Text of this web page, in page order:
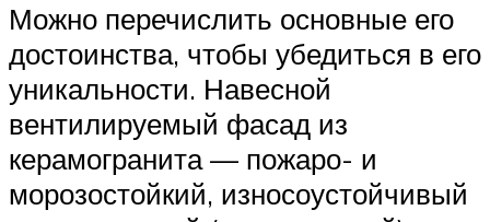
Можно перечислить основные его
достоинства, чтобы убедиться в его
уникальности. Навесной
вентилируемый фасад из
керамогранита — пожаро- и
морозостойкий, износоустойчивый